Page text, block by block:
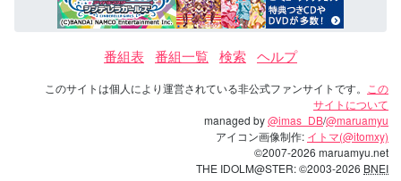
番組表 番組一覧 検索 ヘルプ
このサイトは個人により運営されている非公式ファンサイトです。
この
サイトについて
managed by@imas_DB/@maruamyu
アイコン画像制作: イトマ(@itomxy)
©2007-2026 maruamyu.net
THE IDOLM@STER: ©2003-2026 BNEI